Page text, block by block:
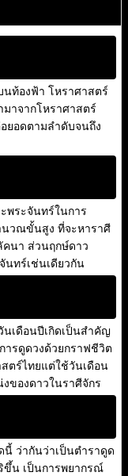
นท้องฟ้า โหราศาสตร์
าจากโหราศาสตร์
ยอดตามลำดับจนถึง
พระจันทร์ในการ
วณขั้นสูง ที่จะหาราศี
นา ส่วนฤกษ์ดาว
ทร์เช่นเดียวกัน
นเดือนปีเกิดเป็นสำคัญ
ารดูดวงด้วยกราฟชีวิต
ตร์ไทยแต่ใช้วันเดือน
ของดาวในราศีจักร
นี้ ว่ากันว่าเป็นตำราดูด
ขึ้น เป็นการพยากรณ์